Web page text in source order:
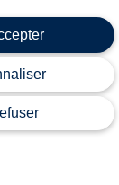
des soins
une unité
des